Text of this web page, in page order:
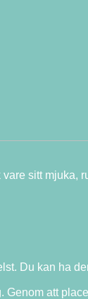
sitt mjuka,
Du kan ha
att